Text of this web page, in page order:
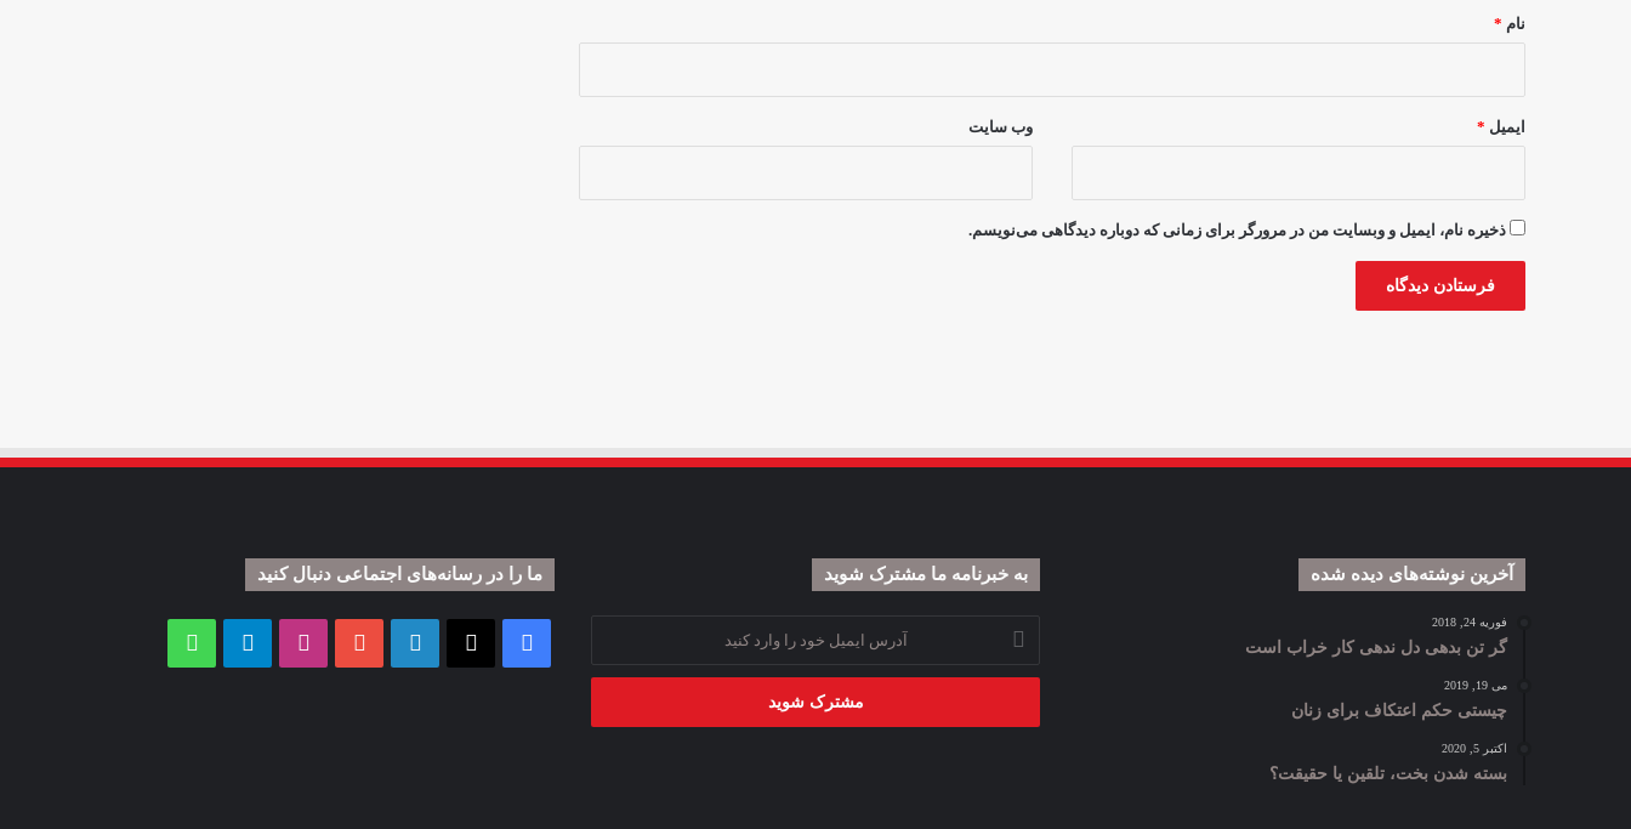
نام *
ایمیل * وب‌ سایت
ذخیره نام، ایمیل و وبسایت من در مرورگر برای زمانی که دوباره دیدگاهی می‌نویسم.
آخرین نوشته‌های دیده شده
فوریه 24, 2018
گر تن بدهی دل ندهی کار خراب است
می 19, 2019
چیستی حکم اعتکاف برای زنان
اکتبر 5, 2020
بسته شدن بخت، تلقین یا حقیقت؟
به خبرنامه‌‌ ما مشترک شوید
ایمیل
خود
وارد
ما را در رسانه‌های اجتماعی دنبال کنید
فیس
لینکدین یوتیوب اینستاگرامتلگرام